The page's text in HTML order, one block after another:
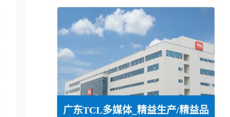
广东TCL多媒体_精益生产/精益品